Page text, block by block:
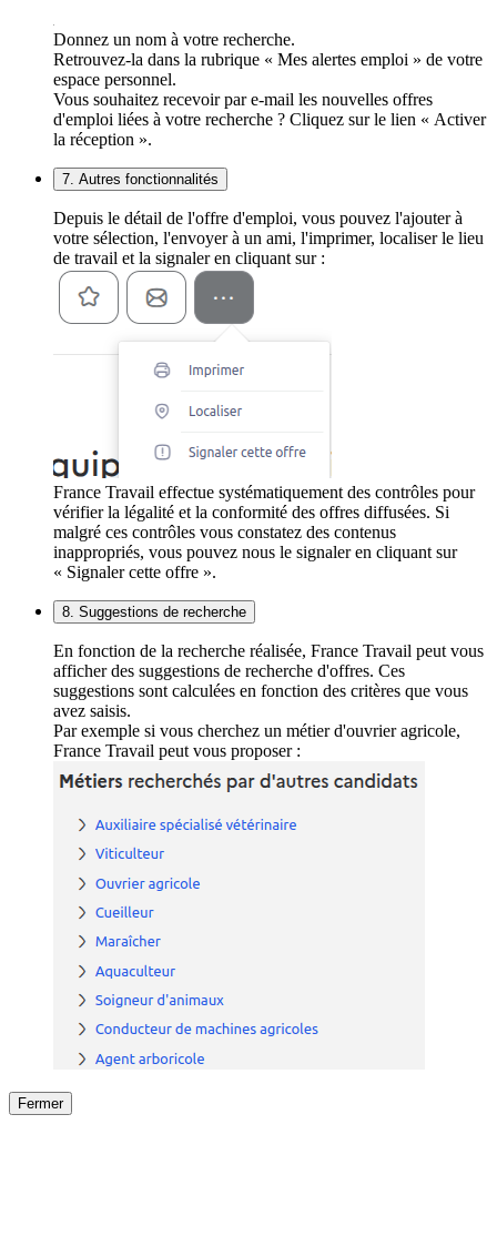
Donnez un nom à votre recherche.
Retrouvez-la dans la rubrique « Mes alertes emploi » de votre
espace personnel.
Vous souhaitez recevoir par e-mail les nouvelles offres
d'emploi liées à votre recherche ? Cliquez sur le lien « Activer
la réception ».
7. Autres fonctionnalités
Depuis le détail de l'offre d'emploi, vous pouvez l'ajouter à
votre sélection, l'envoyer à un ami, l'imprimer, localiser le lieu
de travail et la signaler en cliquant sur :
France Travail effectue systématiquement des contrôles pour
vérifier la légalité et la conformité des offres diffusées. Si
malgré ces contrôles vous constatez des contenus
inappropriés, vous pouvez nous le signaler en cliquant sur
« Signaler cette offre ».
8. Suggestions de recherche
En fonction de la recherche réalisée, France Travail peut vous
afficher des suggestions de recherche d'offres. Ces
suggestions sont calculées en fonction des critères que vous
avez saisis.
Par exemple si vous cherchez un métier d'ouvrier agricole,
France Travail peut vous proposer :
Fermer